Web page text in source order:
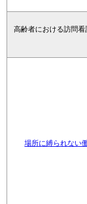
高齢者における訪問
場所に縛られない